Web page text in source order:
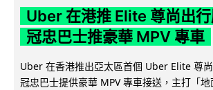
Uber 在港推 Elite 尊尚出
冠忠巴士推豪華 MPV 專車
Uber 在香港推出亞太區首個 Uber Elite 尊
冠忠巴士提供豪華 MPV 專車接送，主打「地